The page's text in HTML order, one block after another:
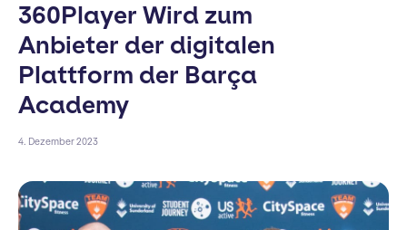
360Player Wird zum
Anbieter der digitalen
Plattform der Barça
Academy
4. Dezember 2023